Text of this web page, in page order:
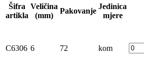
Šifra
artikla
Veličina
(mm)
Pakovanje
Jedinica
mjere
C6306 6 72 kom